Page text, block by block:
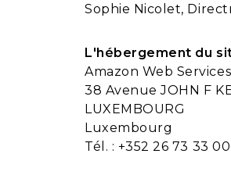
Sophie Nicolet,
L'hébergement du
Amazon Web
38 Avenue JOHN F
LUXEMBOURG
Luxembourg
Tél. : +352 26 73 33 00